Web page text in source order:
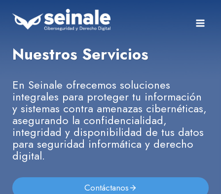
contenido
Nuestros Servicios
En Seinale ofrecemos soluciones
integrales para proteger tu información
y sistemas contra amenazas cibernéticas,
asegurando la confidencialidad,
integridad y disponibilidad de tus datos
para seguridad informática y derecho
digital.
Contáctanos